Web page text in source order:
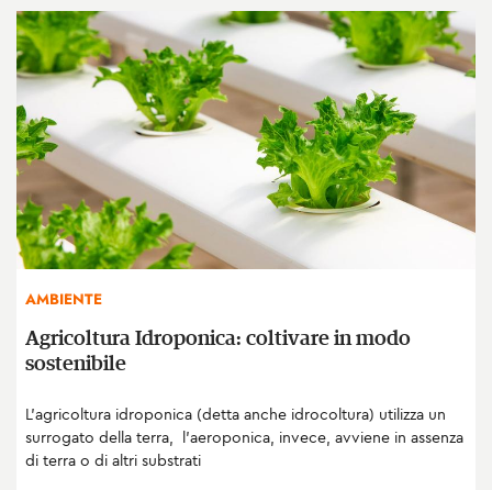
AMBIENTE
Agricoltura Idroponica: coltivare in modo
sostenibile
L’agricoltura idroponica (detta anche idrocoltura) utilizza un
surrogato della terra, l’aeroponica, invece, avviene in assenza
di terra o di altri substrati